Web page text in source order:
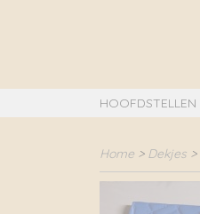
HOOFDSTELLEN
Home > Dekjes >